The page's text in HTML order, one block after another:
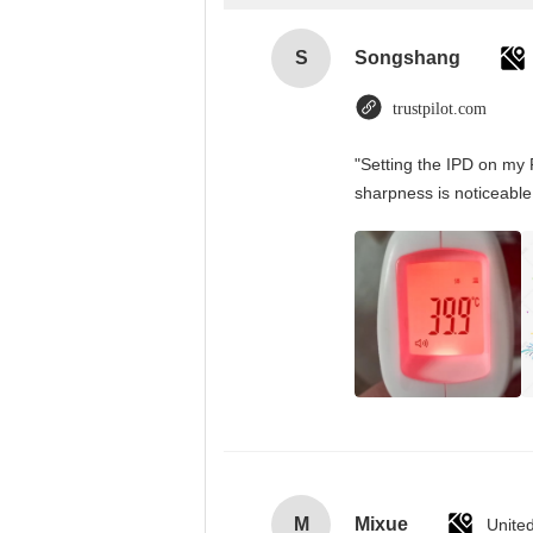
S Songshang
trustpilot.com
"Setting the IPD on my
sharpness is
M Mixue